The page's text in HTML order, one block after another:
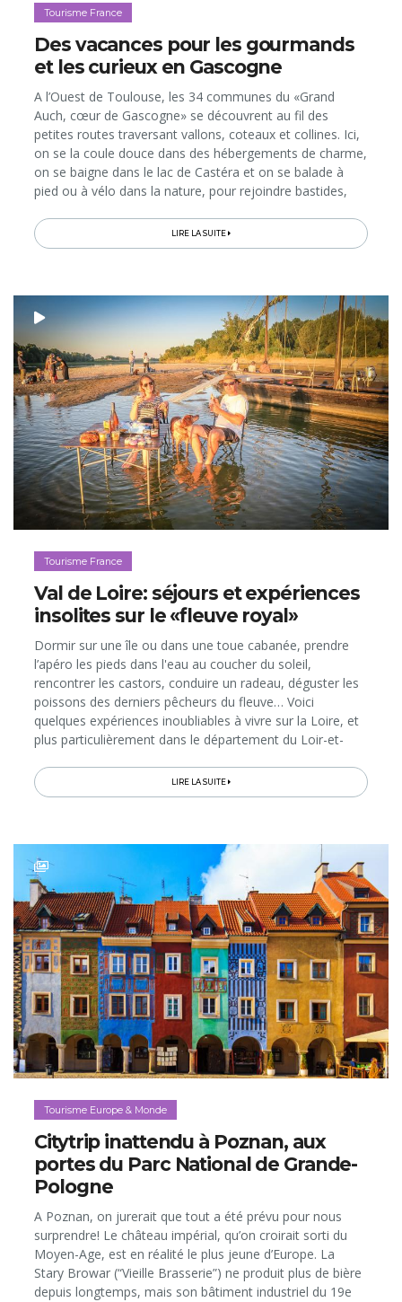
Tourisme France
Des vacances pour les gourmands
et les curieux en Gascogne
A l’Ouest de Toulouse, les 34 communes du «Grand
Auch, cœur de Gascogne» se découvrent au fil des
petites routes traversant vallons, coteaux et collines. Ici,
on se la coule douce dans des hébergements de charme,
on se baigne dans le lac de Castéra et on se balade à
pied ou à vélo dans la nature, pour rejoindre bastides,
et producteurs…
LIRE LA SUITE
Tourisme France
Val de Loire: séjours et expériences
insolites sur le «fleuve royal»
Dormir sur une île ou dans une toue cabanée, prendre
l’apéro les pieds dans l'eau au coucher du soleil,
rencontrer les castors, conduire un radeau, déguster les
poissons des derniers pêcheurs du fleuve… Voici
quelques expériences inoubliables à vivre sur la Loire, et
plus particulièrement dans le département du Loir-et-
LIRE LA SUITE
Tourisme Europe & Monde
Citytrip inattendu à Poznan, aux
portes du Parc National de Grande-
Pologne
A Poznan, on jurerait que tout a été prévu pour nous
surprendre! Le château impérial, qu’on croirait sorti du
Moyen-Age, est en réalité le plus jeune d’Europe. La
Stary Browar (“Vieille Brasserie”) ne produit plus de bière
depuis longtemps, mais son bâtiment industriel du 19e